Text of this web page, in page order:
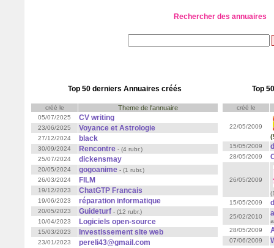
Rechercher des annuaires
Top 50 derniers Annuaires créés
créé le Theme de l'annuaire
05/07/2025 CV writing
23/06/2025 Voyance et Astrologie
27/12/2024 black
30/09/2024 Rencontre - (4 rubr.)
25/07/2024
dickensmay
20/05/2024 gogoanime - (1 rubr.)
26/03/2024
FILM
19/12/2023 ChatGTP Francais
19/06/2023 réparation informatique
20/05/2023 Guideturf - (12 rubr.)
10/04/2023
Logiciels open-source
15/03/2023 Investissement site web
23/01/2023 pereli43@gmail.com
Top
créé le
22/05/2009
15/05/2009
28/05/2009
26/05/2009
15/05/2009
25/02/2010
28/05/2009
07/06/2009